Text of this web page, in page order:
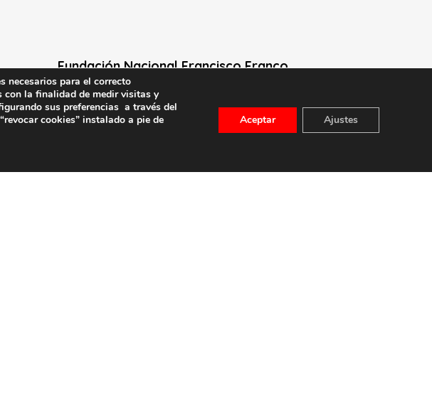
Fundación Nacional Francisco Franco
Calle Edgar Neville, 1 -1º Izq
(antes calle General Moscardó)
28020 (Madrid) – Tel. 91 541 21 22
necesarios para el correcto
con la finalidad de medir visitas y
sus preferencias a través del
cookies” instalado a pie de
Aceptar Ajustes